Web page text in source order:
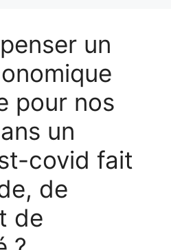
un
pour nos
un
covid fait
de
de